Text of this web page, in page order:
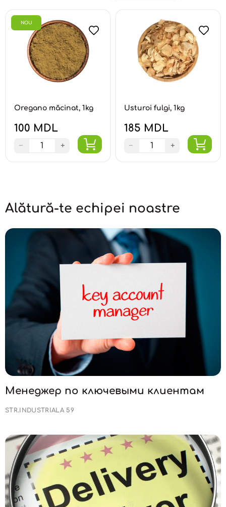
NOU
Oregano măcinat, 1kg
100 MDL
− +
Usturoi fulgi, 1kg
185 MDL
− +
Alătură-te echipei noastre
Менеджер по ключевыми клиентам
STR.INDUSTRIALA 59